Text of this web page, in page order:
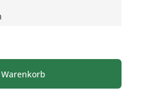
Wert ein